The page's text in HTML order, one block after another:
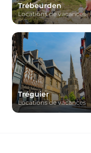
Trébeurden
Locations de vacances
Tréguier
Locations de vacances